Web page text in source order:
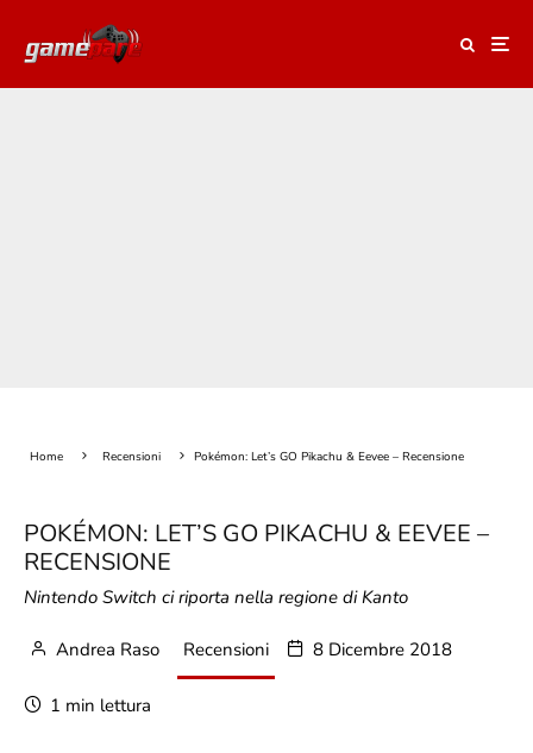
Home Recensioni Pokémon: Let’s GO Pikachu & Eevee – Recensione
POKÉMON: LET’S GO PIKACHU & EEVEE –
RECENSIONE
Nintendo Switch ci riporta nella regione di Kanto
Andrea Raso Recensioni 8 Dicembre 2018
1 min lettura